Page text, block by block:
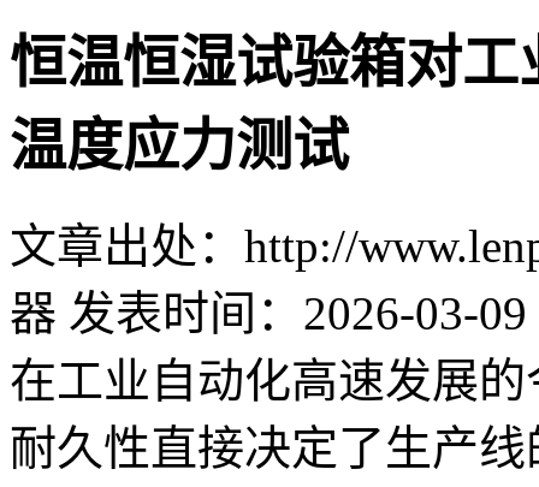
恒温恒湿试验箱对
温度应力测试
文章出处：http://
器 发表时间：2026-03-09
在工业自动化高速发展
耐久性直接决定了生产